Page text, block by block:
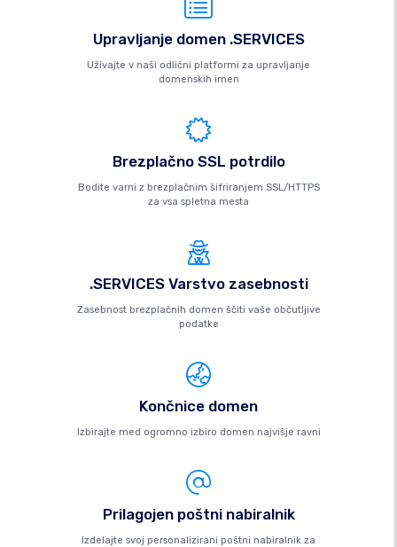
Upravljanje domen .SERVICES
Uživajte v naši odlični platformi za upravljanje
domenskih imen
Brezplačno SSL potrdilo
Bodite varni z brezplačnim šifriranjem SSL/HTTPS
za vsa spletna mesta
.SERVICES Varstvo zasebnosti
Zasebnost brezplačnih domen ščiti vaše občutljive
podatke
Končnice domen
Izbirajte med ogromno izbiro domen najvišje ravni
Prilagojen poštni nabiralnik
Izdelajte svoj personalizirani poštni nabiralnik za